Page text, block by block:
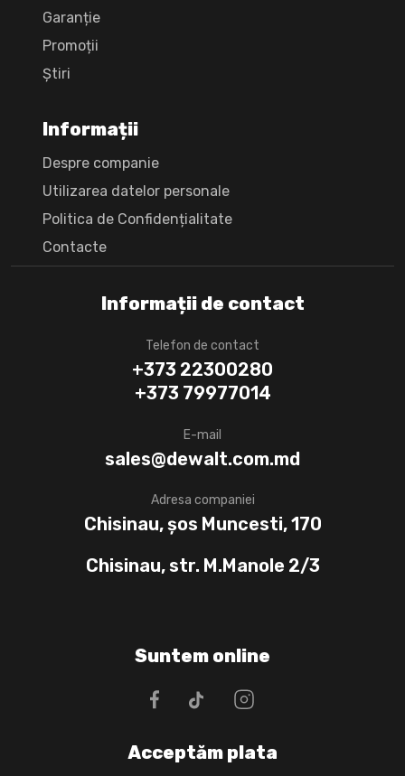
Informații de contact
Telefon de contact
+373 22300280
+373 79977014
E-mail
sales@dewalt.com.md
Adresa companiei
Chisinau, șos Muncesti, 170
Chisinau, str. M.Manole 2/3
Garanție
Promoții
Știri
Informații
Despre companie
Utilizarea datelor personale
Politica de Confidențialitate
Сontacte
Suntem online
Acceptăm plata